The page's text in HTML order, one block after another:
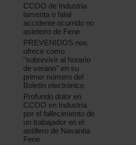
CCOO de Industria
lamenta o fatal
accidente ocurrido no
asteleiro de Fene
PREVENIDOS nos
ofrece como
"sobrevivir al horario
de verano" en su
primer número del
Boletín electrónico
Profundo dolor en
CCOO en Industria
por el fallecimiento de
un trabajador en el
astillero de Navantia
Fene